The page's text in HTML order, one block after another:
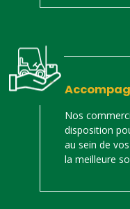
Nos
disposition
au sein de
la meilleure